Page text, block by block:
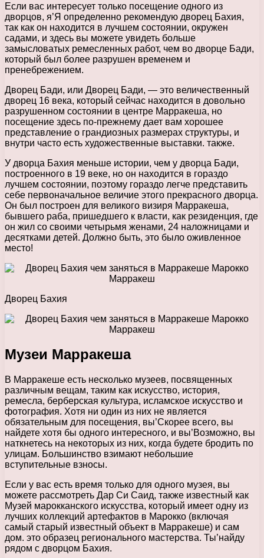
Если вас интересует только посещение одного из
дворцов, я’Я определенно рекомендую дворец Бахия,
так как он находится в лучшем состоянии, окружен
садами, и здесь вы можете увидеть больше
замысловатых ремесленных работ, чем во дворце Бади,
который был более разрушен временем и
пренебрежением.
Дворец Бади, или Дворец Бади, — это величественный
дворец 16 века, который сейчас находится в довольно
разрушенном состоянии в центре Марракеша, но
посещение здесь по-прежнему дает вам хорошее
представление о грандиозных размерах структуры, и
внутри часто есть художественные выставки. также.
У дворца Бахия меньше истории, чем у дворца Бади,
построенного в 19 веке, но он находится в гораздо
лучшем состоянии, поэтому гораздо легче представить
себе первоначальное величие этого прекрасного дворца.
Он был построен для великого визиря Марракеша,
бывшего раба, пришедшего к власти, как резиденция, где
он жил со своими четырьмя женами, 24 наложницами и
десятками детей. Должно быть, это было оживленное
место!
Дворец Бахия
Музеи Марракеша
В Марракеше есть несколько музеев, посвященных
различным вещам, таким как искусство, история,
ремесла, берберская культура, исламское искусство и
фотография. Хотя ни один из них не является
обязательным для посещения, вы’Скорее всего, вы
найдете хотя бы одного интересного, и вы’Возможно, вы
наткнетесь на некоторых из них, когда будете бродить по
улицам. Большинство взимают небольшие
вступительные взносы.
Если у вас есть время только для одного музея, вы
можете рассмотреть Дар Си Саид, также известный как
Музей марокканского искусства, который имеет одну из
лучших коллекций артефактов в Марокко (включая
самый старый известный объект в Марракеше) и сам
дом. это образец регионального мастерства. Ты’найду
рядом с дворцом Бахия.